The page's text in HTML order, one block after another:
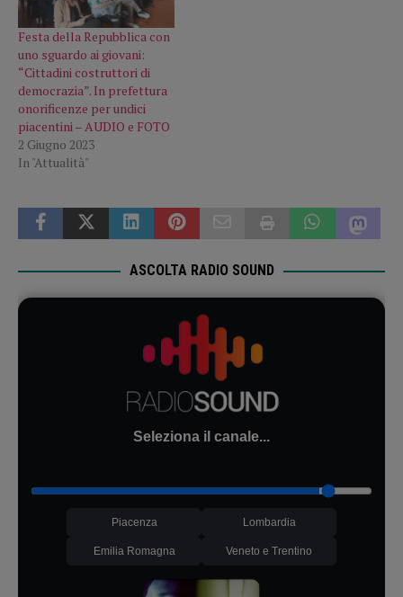
Festa della Repubblica con
uno sguardo ai giovani:
“Cittadini costruttori di
democrazia”. In prefettura
onorificenze per undici
piacentini – AUDIO e FOTO
2 Giugno 2023
In "Attualità"
ASCOLTA RADIO SOUND
Seleziona il canale...
Piacenza Lombardia
Emilia Romagna Veneto e Trentino